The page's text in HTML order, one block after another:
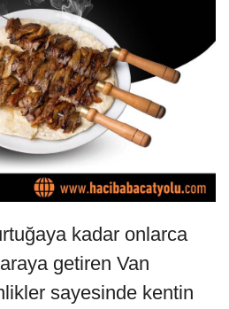
kadar onlarca
getiren Van
sayesinde kentin